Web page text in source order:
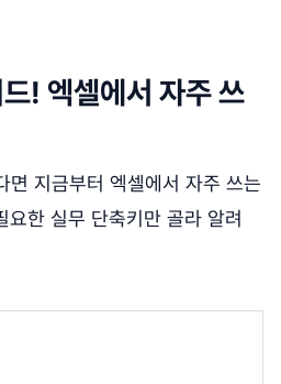
! 엑셀에서 자주 쓰
면 지금부터 엑셀에서 자주 쓰는
한 실무 단축키만 골라 알려